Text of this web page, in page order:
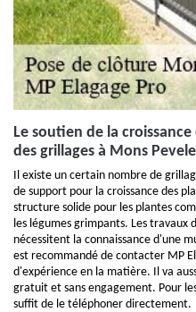
Le soutien de la
des grillages à Mons
Il existe un certain nombre de
de support pour la croissance des
structure solide pour les plantes
les légumes grimpants. Les travaux
nécessitent la connaissance d'une
est recommandé de contacter MP
d'expérience en la matière. Il va
gratuit et sans engagement. Pour
suffit de le téléphoner directement.